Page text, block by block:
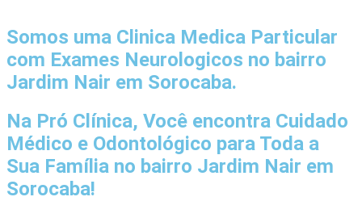
Somos uma Clinica Medica Particular
com Exames Neurologicos no bairro
Jardim Nair em Sorocaba.
Na Pró Clínica, Você encontra Cuidado
Médico e Odontológico para Toda a
Sua Família no bairro Jardim Nair em
Sorocaba!